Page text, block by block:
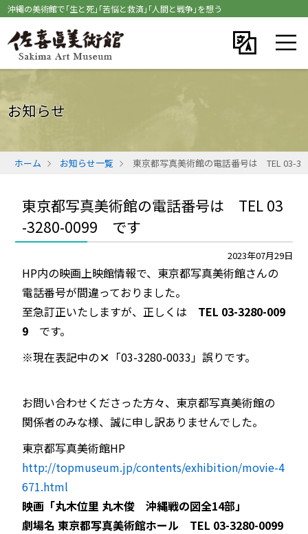
沖縄の美術館で｢生と死｣｢苦悩と救済｣｢人間と戦争｣を想う
お知らせ
ホーム お知らせ一覧 東京都写真美術館の電話番号は TEL 03-
東京都写真美術館の電話番号は TEL 03
-3280-0099 です
2023年07月29日
HP内の映画上映館情報で、東京都写真美術館さんの
電話番号が間違っておりました。
至急訂正いたしますが、正しくは TEL 03-3280-009
9 です。
※現在表記中の× 「03-3280-0033」誤りです。
お問い合わせくださった方々、東京都写真美術館の
関係者のみな様、誠に申し訳ありませんでした。
東京都写真美術館HP
http://topmuseum.jp/contents/exhibition/movie-4
671.html
映画「丸木位里 丸木俊 沖縄戦の図全14部」
劇場名 東京都写真美術館ホール TEL 03-3280-0099